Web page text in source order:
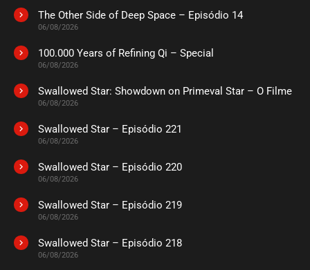
ASSISTIDO
ASSISTIDO
EPISÓDIO 04
ASSISTIDO
EPISÓDIO 03
EPISÓDIO 02
setembro 22, 2020
The Other Side of Deep Space – Episódio 14
06/08/2026
100.000 Years of Refining Qi – Special
06/08/2026
Swallowed Star: Showdown on Primeval Star – O Filme
06/08/2026
Swallowed Star – Episódio 221
06/08/2026
Swallowed Star – Episódio 220
06/08/2026
Swallowed Star – Episódio 219
06/08/2026
Swallowed Star – Episódio 218
06/08/2026